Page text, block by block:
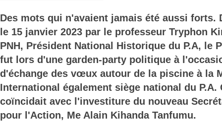
Des mots qui n'avaient jamais été aussi forts.
le 15 janvier 2023 par le professeur Tryphon
PNH, Président National Historique du P.A, le
fut lors d'une garden-party politique à
d'échange des vœux autour de la piscine à la
International également siège national du P.A.
coïncidait avec l'investiture du nouveau
pour l'Action, Me Alain Kihanda Tanfumu.